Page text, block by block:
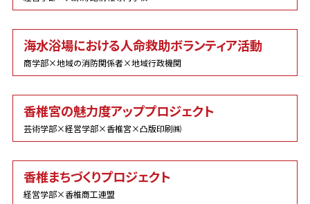
海水浴場における人命救助ボランティア活動
商学部×地域の消防関係者×地域行政機関
香椎宮の魅力度アッププロジェクト
芸術学部×経営学部×香椎宮×凸版印刷㈱
香椎まちづくりプロジェクト
経営学部×香椎商工連盟